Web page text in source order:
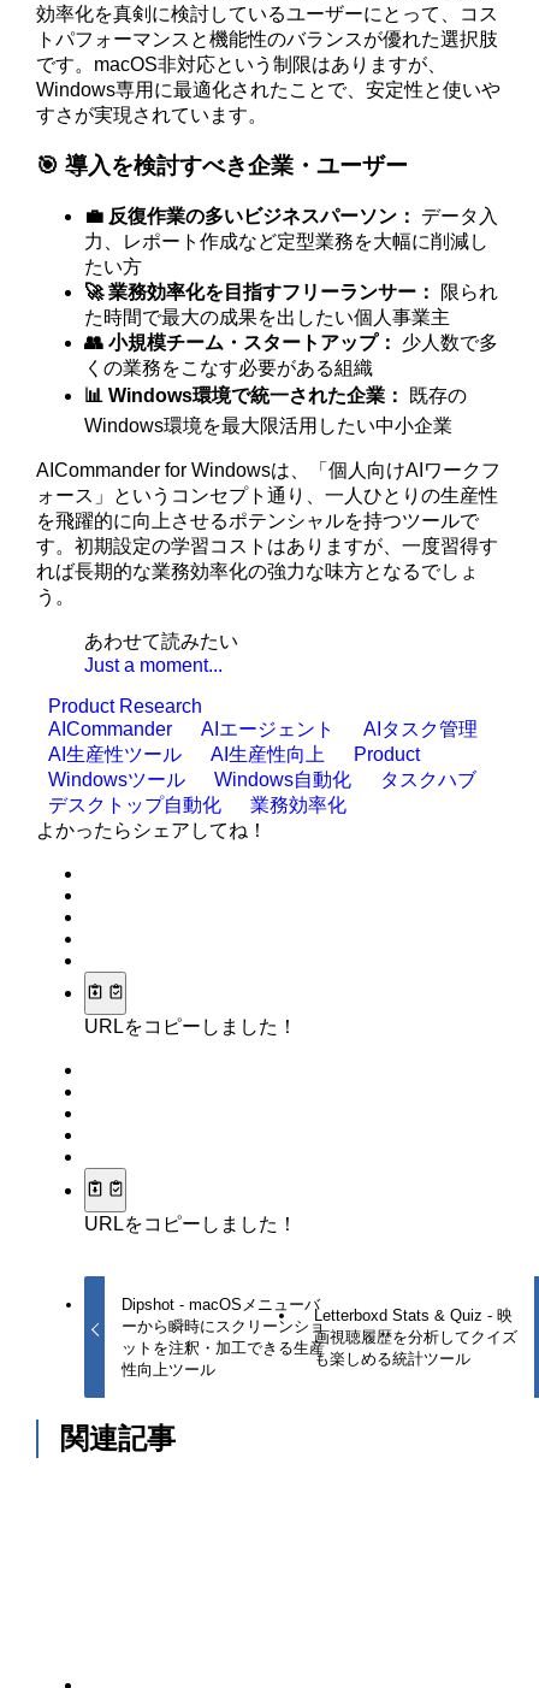
効率化を真剣に検討しているユーザーにとって、コス
トパフォーマンスと機能性のバランスが優れた選択肢
です。macOS非対応という制限はありますが、
Windows専用に最適化されたことで、安定性と使いや
すさが実現されています。
🎯 導入を検討すべき企業・ユーザー
💼 反復作業の多いビジネスパーソン：
データ入
力、レポート作成など定型業務を大幅に削減し
たい方
🚀 業務効率化を目指すフリーランサー：
限られ
た時間で最大の成果を出したい個人事業主
👥 小規模チーム・スタートアップ：
少人数で多
くの業務をこなす必要がある組織
📊 Windows環境で統一された企業：
既存の
Windows環境を最大限活用したい中小企業
AICommander for Windowsは、「個人向けAIワークフ
ォース」というコンセプト通り、一人ひとりの生産性
を飛躍的に向上させるポテンシャルを持つツールで
す。初期設定の学習コストはありますが、一度習得す
れば長期的な業務効率化の強力な味方となるでしょ
う。
あわせて読みたい
Just a moment...
Product Research
AICommander
AIエージェント
AIタスク管理
AI生産性ツール
AI生産性向上
Product
Windowsツール
Windows自動化
タスクハブ
デスクトップ自動化
業務効率化
よかったらシェアしてね！
URLをコピーしました！
URLをコピーしました！
Dipshot - macOSメニューバ
ーから瞬時にスクリーンショ
ットを注釈・加工できる生産
性向上ツール
Letterboxd Stats & Quiz - 映
画視聴履歴を分析してクイズ
も楽しめる統計ツール
関連記事